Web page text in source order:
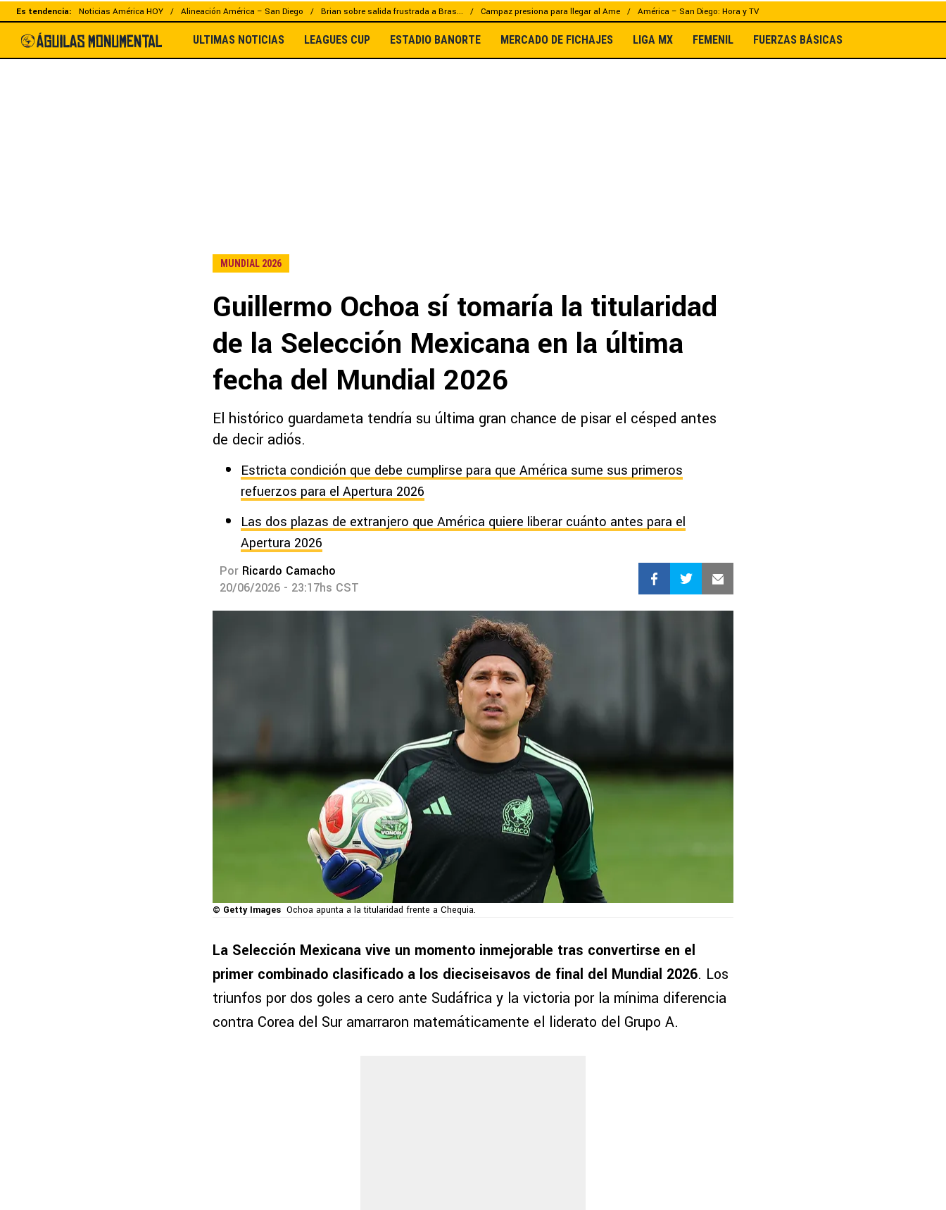
Es tendencia: Noticias América HOY Alineación América – San Diego Brian sobre salida frustrada a Bras... Campaz presiona para llegar al Ame América – San Diego: Hora y TV
ULTIMAS NOTICIAS LEAGUES CUP ESTADIO BANORTE MERCADO DE FICHAJES LIGA MX FEMENIL FUERZAS BÁSICAS
MUNDIAL 2026
Guillermo Ochoa sí tomaría la titularidad
de la Selección Mexicana en la última
fecha del Mundial 2026
El histórico guardameta tendría su última gran chance de pisar el césped antes
de decir adiós.
Estricta condición que debe cumplirse para que América sume sus primeros
refuerzos para el Apertura 2026
Las dos plazas de extranjero que América quiere liberar cuánto antes para el
Apertura 2026
Por Ricardo Camacho
20/06/2026 - 23:17hs CST
© Getty Images Ochoa apunta a la titularidad frente a Chequia.
La Selección Mexicana vive un momento inmejorable tras convertirse en el
primer combinado clasificado a los dieciseisavos de final del Mundial 2026. Los
triunfos por dos goles a cero ante Sudáfrica y la victoria por la mínima diferencia
contra Corea del Sur amarraron matemáticamente el liderato del Grupo A.